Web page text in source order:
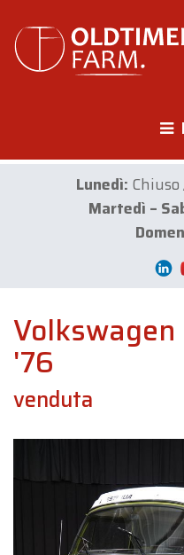
Lunedì:
Martedì –
'76
venduta